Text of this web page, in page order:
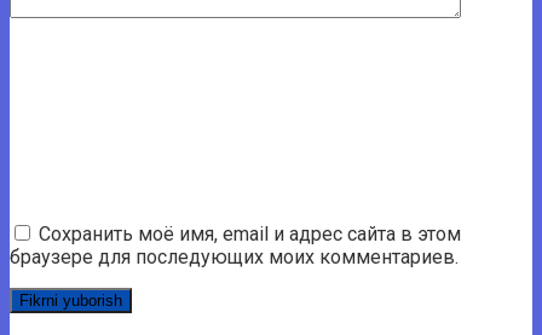
Сохранить моё имя, email и адрес сайта в этом
браузере для последующих моих комментариев.